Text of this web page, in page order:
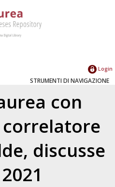
Login
STRUMENTI DI NAVIGAZIONE
con
, discusse